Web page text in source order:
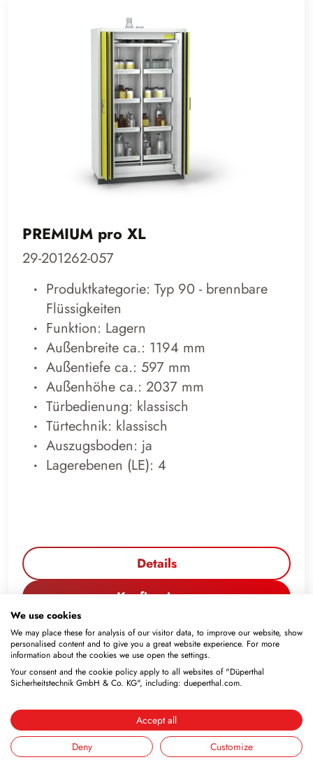
PREMIUM pro XL
29-201262-057
Produktkategorie: Typ 90 - brennbare
Flüssigkeiten
Funktion: Lagern
Außenbreite ca.: 1194 mm
Außentiefe ca.: 597 mm
Außenhöhe ca.: 2037 mm
Türbedienung: klassisch
Türtechnik: klassisch
Auszugsboden: ja
Lagerebenen (LE): 4
Details
Konfigurieren
We use cookies
We may place these for analysis of our visitor data, to improve our website, show
personalised content and to give you a great website experience. For more
information about the cookies we use open the settings.
Your consent and the cookie policy apply to all websites of "Düperthal
Sicherheitstechnik GmbH & Co. KG", including: dueperthal.com.
Accept all
Deny
Customize